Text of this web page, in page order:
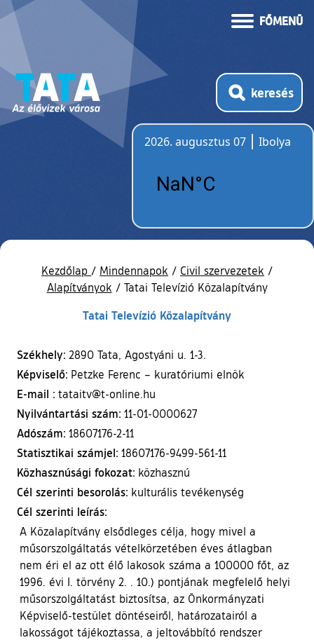
FŐMENÜ
keresés
2026. augusztus 07
Ibolya
Kezdőlap / Mindennapok / Civil szervezetek /
Alapítványok / Tatai Televízió Közalapítvány
Tatai Televízió Közalapítvány
Székhely: 2890 Tata, Agostyáni u. 1-3.
Képviselő: Petzke Ferenc – kuratóriumi elnök
E-mail : tataitv@t-online.hu
Nyilvántartási szám: 11-01-0000627
Adószám: 18607176-2-11
Statisztikai számjel: 18607176-9499-561-11
Közhasznúsági fokozat: közhasznú
Cél szerinti besorolás: kulturális tevékenység
Cél szerinti leírás:
A Közalapítvány elsődleges célja, hogy mivel a
műsorszolgáltatás vételkörzetében éves átlagban
nem éri el az ott élő lakosok száma a 100000 főt, az
1996. évi I. törvény 2. . 10.) pontjának megfelelő helyi
műsorszolgáltatást biztosítsa, az Önkormányzati
Képviselő-testület döntéseiről, határozatairól a
lakosságot tájékoztassa, a jeltovábbító rendszer